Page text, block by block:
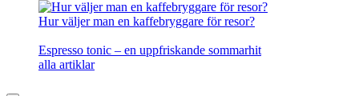
Hur väljer man en kaffebryggare för resor?
Espresso tonic – en uppfriskande sommarhit
alla artiklar